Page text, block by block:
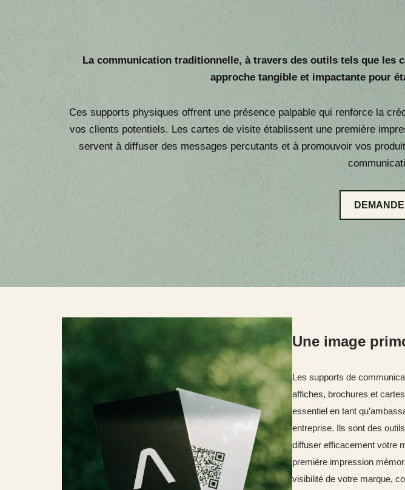
La communication traditionnelle, à travers des outils tels que les
approche tangible et impactante pour
Ces supports physiques offrent une présence palpable qui renforce la
vos clients potentiels. Les cartes de visite établissent une première
servent à diffuser des messages percutants et à promouvoir vos
Une image
Les supports de
affiches, brochures et
essentiel en tant
entreprise. Ils sont des
diffuser efficacement votre
première impression
visibilité de votre marque,